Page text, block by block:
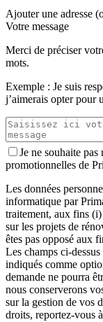
Ajouter une adresse
Votre message
Merci de préciser
mots.
Exemple : Je suis
j’aimerais opter pour
Je ne souhaite
promotionnelles de
Les données
informatique par
traitement, aux fins
sur les projets de
êtes pas opposé aux
Les champs ci-
indiqués comme
demande ne pourra
nous conserverons
sur la gestion de vos
droits, reportez-vous à